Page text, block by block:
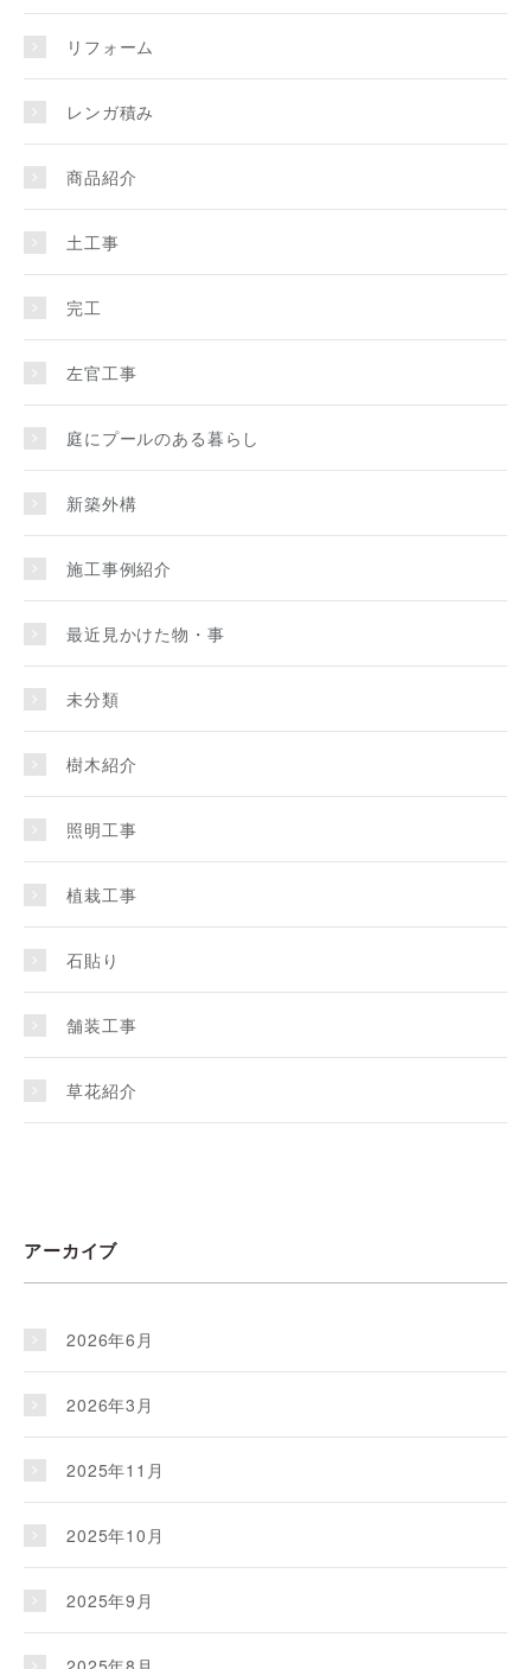
リフォーム
レンガ積み
商品紹介
土工事
完工
左官工事
庭にプールのある暮らし
新築外構
施工事例紹介
最近見かけた物・事
未分類
樹木紹介
照明工事
植栽工事
石貼り
舗装工事
草花紹介
アーカイブ
2026年6月
2026年3月
2025年11月
2025年10月
2025年9月